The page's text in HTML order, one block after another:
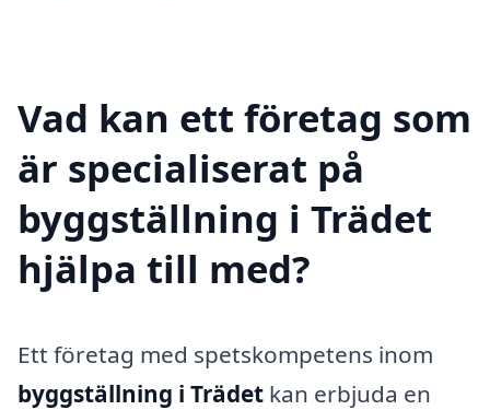
Vad kan ett företag som
är specialiserat på
byggställning i Trädet
hjälpa till med?
Ett företag med spetskompetens inom
byggställning i Trädet kan erbjuda en